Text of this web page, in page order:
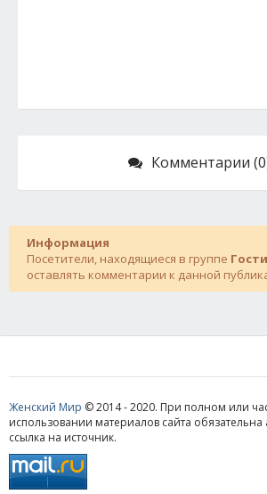
Комментарии
Информация
Посетители, находящиеся в группе Гости
оставлять комментарии к данной
Женский Мир © 2014 - 2020. При полном или
использовании материалов сайта обязательна
ссылка на источник.